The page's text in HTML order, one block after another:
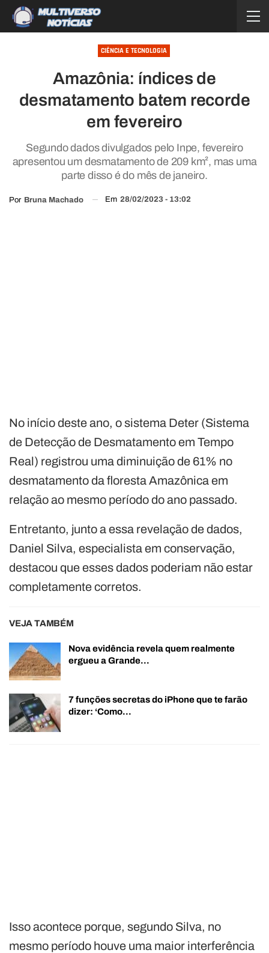
CIÊNCIA E TECNOLOGIA
Amazônia: índices de
desmatamento batem recorde
em fevereiro
Segundo dados divulgados pelo Inpe, fevereiro
apresentou um desmatamento de 209 km², mas uma
parte disso é do mês de janeiro.
Por Bruna Machado Em 28/02/2023 - 13:02
No início deste ano, o sistema Deter (Sistema
de Detecção de Desmatamento em Tempo
Real) registrou uma diminuição de 61% no
desmatamento da floresta Amazônica em
relação ao mesmo período do ano passado.
Entretanto, junto a essa revelação de dados,
Daniel Silva, especialista em conservação,
destacou que esses dados poderiam não estar
completamente corretos.
VEJA TAMBÉM
Nova evidência revela quem realmente
ergueu a Grande…
7 funções secretas do iPhone que te farão
dizer: ‘Como…
Isso acontece porque, segundo Silva, no
mesmo período houve uma maior interferência